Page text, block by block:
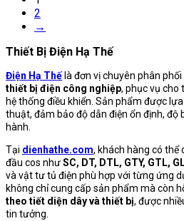
2
→
Thiết Bị Điện Hạ Thế
Điện Hạ Thế là đơn vị chuyên phân phối
thiết bị điện công nghiệp, phục vụ cho
hệ thống điều khiển. Sản phẩm được
thuật, đảm bảo độ dẫn điện ổn định, độ
hành.
Tại dienhathe.com, khách hàng có thể
đầu cos nhưSC, DT, DTL, GTY, GTL,
và vật tư tủ điện phù hợp với từng ứng
không chỉ cung cấp sản phẩm mà còn
theo tiết diện dây và thiết bị, được
tin tưởng.